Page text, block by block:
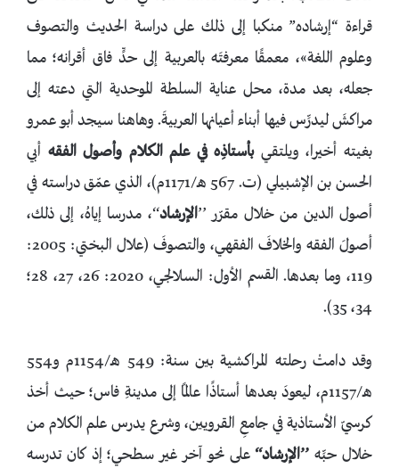
قراءة “إرشاده” منكبا إلى ذلك على دراسة الحديث والتصوف
وعلوم اللغة»، معمقًا معرفتَه بالعربية إلى حدٍّ فاق أقرانه؛ مما
جعله، بعد مدة، محل عناية السلطة الموحدية التي دعته إلى
مراكشَ ليدرِّس فيها أبناء أعيانها العربيةَ. وهاهنا سيجد أبو عمرو
بغيته أخيرا، ويلتقيبأستاذِه في علم الكلام وأصول الفقه أبي
الحسن بن الإشبيلي (ت. 567 هـ/1171م)، الذي عمّق دراسته في
أصول الدين من خلال مقرّر ’’الإرشاد‘‘، مدرسا إياهُ، إلى ذلك،
أصولَ الفقه والخلافَ الفقهي، والتصوفَ (علال البختي: 2005:
119، وما بعدها. القسم الأول: السلالجي، 2020: 26، 27، 28؛
34، 35).
وقد دامتْ رحلته المراكشية بين سنة: 549 هـ/1154م و554
هـ/1157م، ليعودَ بعدها أستاذًا عالمًا إلى مدينةِ فاس؛ حيث أخذ
كرسيّ الأستاذية في جامعِ القرويين، وشرع يدرس علم الكلام من
خلال حبِّه ’’الإرشاد‘‘ على نحو آخر غير سطحي؛ إذ كان تدرسه